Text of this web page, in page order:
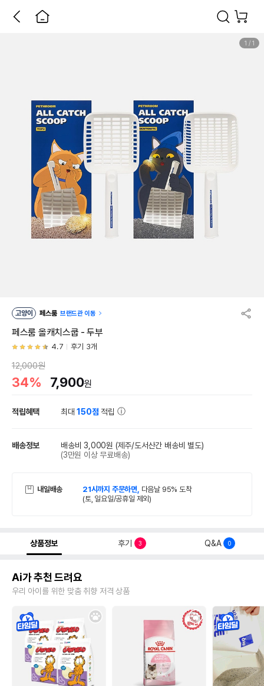
1 / 1
고양이 페스룸 브랜드관 이동
페스룸 올캐치스쿱 - 두부
4.7 후기 3개
12,000원
34% 7,900원
적립혜택 최대150점 적립
배송정보 배송비 3,000원 (제주/도서산간 배송비 별도)
(3만원 이상 무료배송)
내일배송 21시까지 주문하면, 다음날 95% 도착
(토, 일요일/공휴일 제외)
상품정보 후기 3 Q&A 0
Ai가 추천 드려요
우리 아이를 위한 맞춤 취향 저격 상품